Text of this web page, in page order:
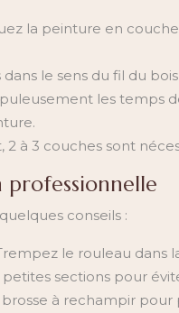
la peinture en
dans le sens du fil du
les temps
2 à 3 couches sont
professionnelle
conseils :
le rouleau dans
petites sections pour
à rechampir pour